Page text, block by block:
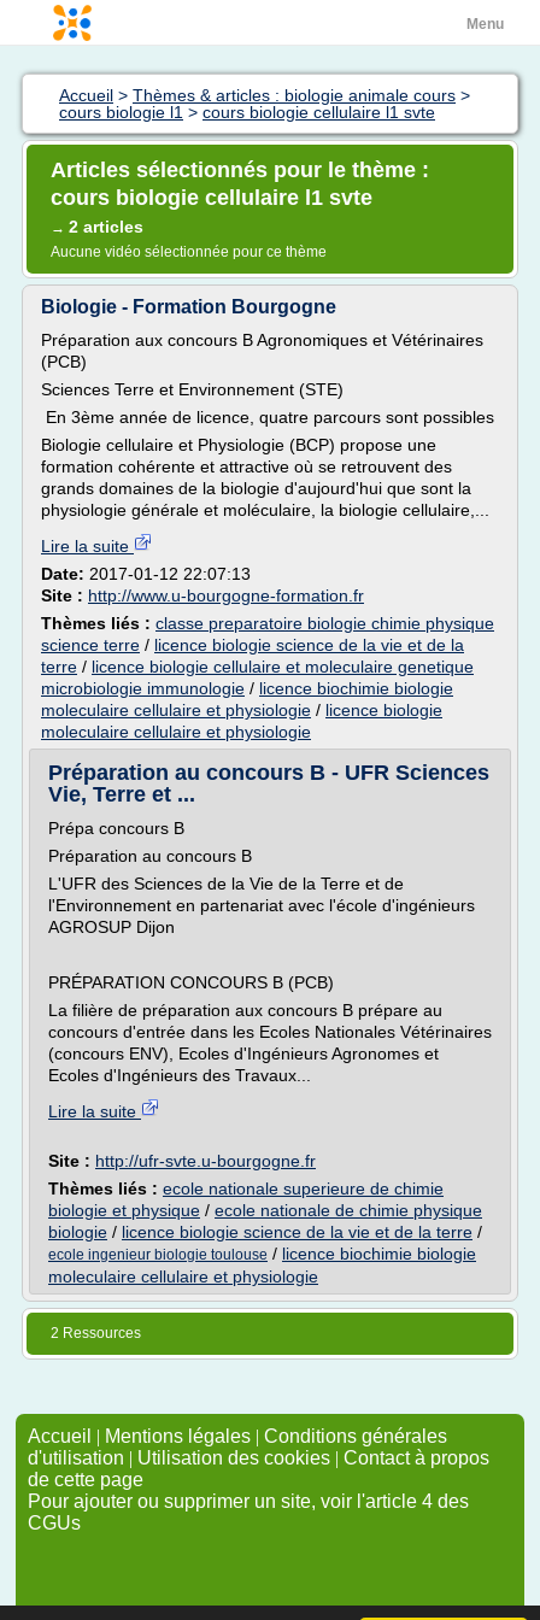
Menu
Accueil > Thèmes & articles : biologie animale cours >
cours biologie l1 > cours biologie cellulaire l1 svte
Articles sélectionnés pour le thème :
cours biologie cellulaire l1 svte
→ 2 articles
Aucune vidéo sélectionnée pour ce thème
Biologie - Formation Bourgogne
Préparation aux concours B Agronomiques et Vétérinaires
(PCB)
Sciences Terre et Environnement (STE)
En 3ème année de licence, quatre parcours sont possibles
Biologie cellulaire et Physiologie (BCP) propose une
formation cohérente et attractive où se retrouvent des
grands domaines de la biologie d'aujourd'hui que sont la
physiologie générale et moléculaire, la biologie cellulaire,...
Lire la suite
Date: 2017-01-12 22:07:13
Site : http://www.u-bourgogne-formation.fr
Thèmes liés : classe preparatoire biologie chimie physique
science terre / licence biologie science de la vie et de la
terre / licence biologie cellulaire et moleculaire genetique
microbiologie immunologie / licence biochimie biologie
moleculaire cellulaire et physiologie / licence biologie
moleculaire cellulaire et physiologie
Préparation au concours B - UFR Sciences
Vie, Terre et ...
Prépa concours B
Préparation au concours B
L'UFR des Sciences de la Vie de la Terre et de
l'Environnement en partenariat avec l'école d'ingénieurs
AGROSUP Dijon
PRÉPARATION CONCOURS B (PCB)
La filière de préparation aux concours B prépare au
concours d'entrée dans les Ecoles Nationales Vétérinaires
(concours ENV), Ecoles d'Ingénieurs Agronomes et
Ecoles d'Ingénieurs des Travaux...
Lire la suite
Site : http://ufr-svte.u-bourgogne.fr
Thèmes liés : ecole nationale superieure de chimie
biologie et physique / ecole nationale de chimie physique
biologie / licence biologie science de la vie et de la terre /
ecole ingenieur biologie toulouse / licence biochimie biologie
moleculaire cellulaire et physiologie
2 Ressources
Accueil | Mentions légales | Conditions générales
d'utilisation | Utilisation des cookies | Contact à propos
de cette page
Pour ajouter ou supprimer un site, voir l'article 4 des
CGUs